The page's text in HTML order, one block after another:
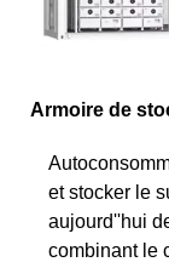
Armoire de
et stocker le
aujourd''hui
combinant le